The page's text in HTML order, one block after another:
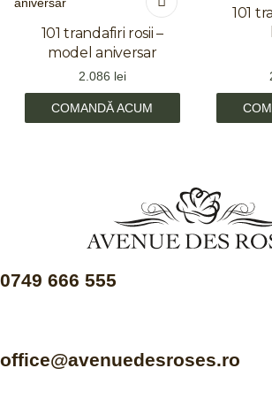
101 trandafiri rosii –
model aniversar
2.086 lei
COMANDĂ ACUM
101
0749 666 555
office@avenuedesroses.ro